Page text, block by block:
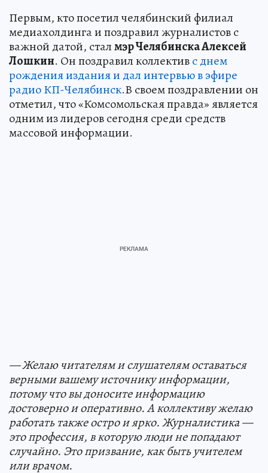
Первым, кто посетил челябинский филиал
медиахолдинга и поздравил журналистов с
важной датой, сталмэр Челябинска Алексей
Лошкин. Он поздравил коллективс днем
рождения издания и дал интервью в эфире
радио КП-Челябинск.В своем поздравлении он
отметил, что «Комсомольская правда» является
одним из лидеров сегодня среди средств
массовой информации.
— Желаю читателям и слушателям оставаться
верными вашему источнику информации,
потому что вы доносите информацию
достоверно и оперативно. А коллективу желаю
работать также остро и ярко. Журналистика —
это профессия, в которую люди не попадают
случайно. Это призвание, как быть учителем
или врачом.